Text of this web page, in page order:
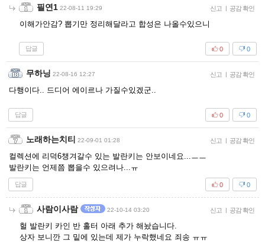
필연1 22-08-11 19:29 신고 | 공감 확인
이해가안감? 뽑기만 정리해달라고 합성은 나올수있으니
답글 0
0
무하닝 22-08-16 12:27 신고 | 공감 확인
다행이다.. 드디어 에이르나 가질수있겠군..
답글 0
0
노래하는치티 22-09-01 01:28 신고 | 공감 확인
컬렉션에 리덕6챙겨갈수 있는 발란키는 안보이네요...ㅡㅡ
발란키는 언제쯤 뽑을수 있으려나...ㅠ
답글 0
0
사람이사람 22-10-14 03:20 신고 | 공감 확인
헐 발란키 카인 반 홀터 아래 추가 해놨습니다.
상자 보니깐 그 밑에 있는데 제가 누락했네요 죄송 ㅠㅠ